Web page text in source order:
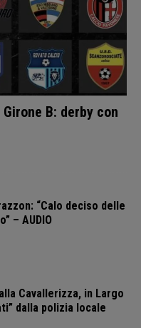
B: derby con
“Calo deciso delle
– AUDIO
Cavallerizza, in Largo
dalla polizia locale